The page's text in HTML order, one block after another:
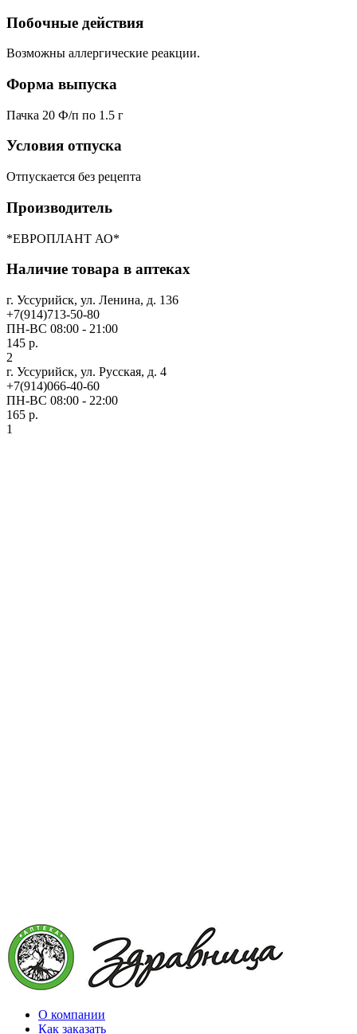
Побочные действия
Возможны аллергические реакции.
Форма выпуска
Пачка 20 Ф/п по 1.5 г
Условия отпуска
Отпускается без рецепта
Производитель
*ЕВРОПЛАНТ АО*
Наличие товара в аптеках
г. Уссурийск, ул. Ленина, д. 136
+7(914)713-50-80
ПН-ВС 08:00 - 21:00
145 р.
2
г. Уссурийск, ул. Русская, д. 4
+7(914)066-40-60
ПН-ВС 08:00 - 22:00
165 р.
1
О компании
Как заказать